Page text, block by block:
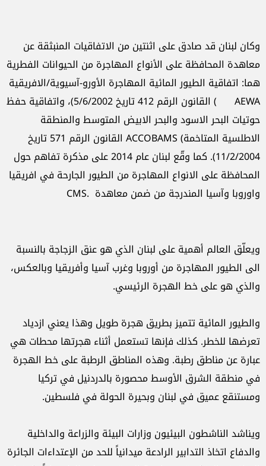
وكان لبنان قد صادق على اثنتين من الاتفاقيات المنبثقة عن
معاهدة المحافظة على الأنواع المهاجرة من الحيوانات الفطرية
هما: اتفاقية الطيور المائية المهاجرة الأورو-آسيوية/الافريقية
AEWA ) القانون الرقم 412 تاريخ 5/6/2002)، واتفاقية حفظ
حوتيات البحر الاسود والبحر الابيض المتوسط والمنطقة
الاطلسية المتاخمة) ACCOBAMS القانون الرقم 571 تاريخ
11/2/2004). كما وقّع لبنان عام 2014 على مذكرة تفاهم حول
المحافظة على الانواع المهاجرة من الطيور الجارحة في افريقيا
واوروبا وآسيا المندرجة من ضمن معاهدة .CMS
ويعلّق العالم أهمية على لبنان الذي هو عنق الزجاجة بالنسبة
الى الطيور المهاجرة من أوروبا وغرب آسيا وأفريقيا وبالعكس،
والذي هو على خط الهجرة الرئيسي.
والطيور المائية تتميز بطريق هجرة طويل وهذا يعني ازدياد
تعرضها للخطر. كذلك فإنها تستعمل أثناء هجرتها محطات هي
عبارة عن مناطق رطبة. وهذه المناطق الرطبة على خط الهجرة
في منطقة الشرق الأوسط محصورة بالدردنيل في تركيا
ومستنقع عميق في لبنان وبحيرة الحولة في فلسطين.
ويناشد الناشطون البيئيون وزارات البيئة والزراعة والداخلية
والدفاع اتخاذ التدابير الرادعة ميدانياً للحد من الإعتداءات الجائرة